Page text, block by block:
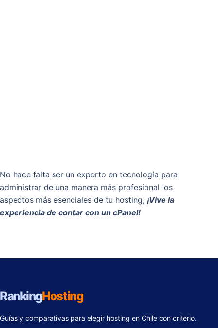
No hace falta ser un experto en tecnología para
administrar de una manera más profesional los
aspectos más esenciales de tu hosting, ¡Vive la
experiencia de contar con un cPanel!
RankingHosting
Guías y comparativas para elegir hosting en Chile con criterio.